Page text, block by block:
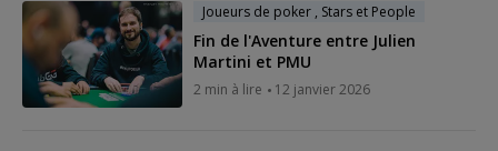
Joueurs de poker , Stars et People
Fin de l'Aventure entre Julien
Martini et PMU
2 min à lire 12 janvier 2026